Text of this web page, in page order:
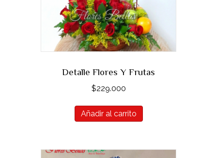
Detalle Flores Y Frutas
$229.000
Añadir al carrito